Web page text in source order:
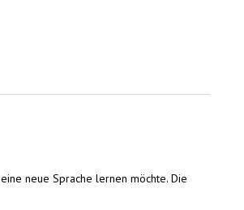
neue Sprache lernen möchte. Die